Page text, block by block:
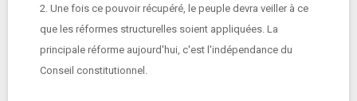
2. Une fois ce pouvoir récupéré, le peuple devra veiller à ce
que les réformes structurelles soient appliquées. La
principale réforme aujourd'hui, c'est l'indépendance du
Conseil constitutionnel.